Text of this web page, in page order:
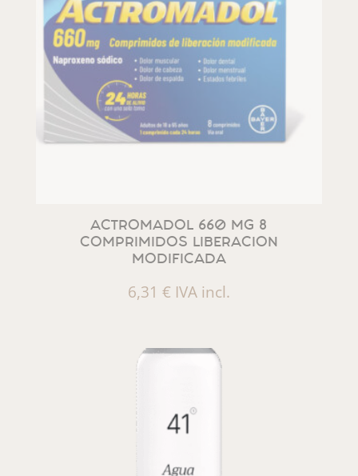
ACTROMADOL 660 MG 8
COMPRIMIDOS LIBERACION
MODIFICADA
6,31 € IVA incl.